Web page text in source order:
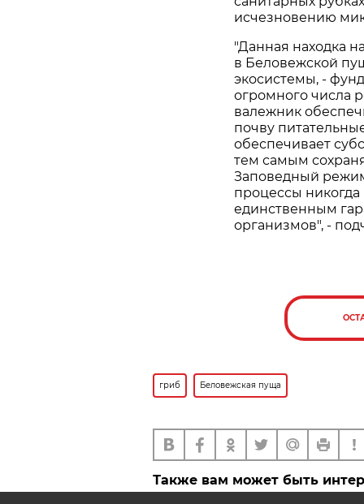
исчезновению
"Данная находка
в Беловежской
экосистемы, -
огромного числа
валежник
почву
обеспечивает
тем самым
Заповедный
процессы
единственным
организмов", -
гриб Беловежская пуща
Также вам может быть